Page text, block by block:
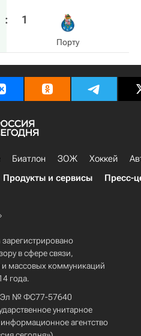
: 1
Порту
Биатлон ЗОЖ Хоккей
Продукты и сервисы Пресс-
в сфере связи,
массовых коммуникаций
года.
Эл № ФС77-57640
унитарное
агентство